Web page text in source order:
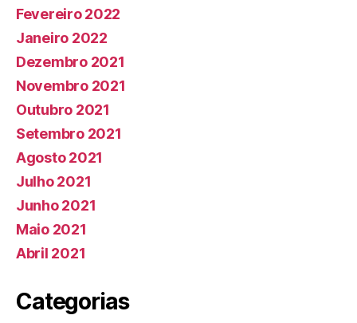
Fevereiro 2022
Janeiro 2022
Dezembro 2021
Novembro 2021
Outubro 2021
Setembro 2021
Agosto 2021
Julho 2021
Junho 2021
Maio 2021
Abril 2021
Categorias